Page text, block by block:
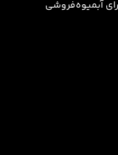
آبمیوه‌فروشی